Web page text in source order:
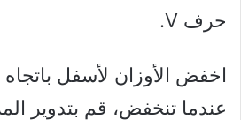
حرف V.
اخفض الأوزان لأسفل باتجاه
عندما تنخفض، قم بتدوير